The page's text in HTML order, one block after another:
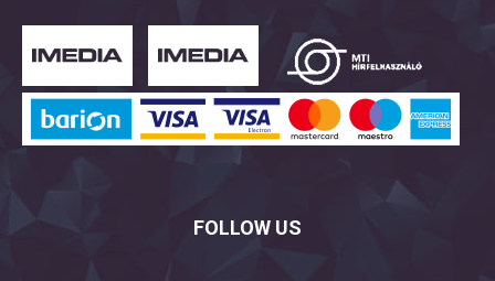
FOLLOW US